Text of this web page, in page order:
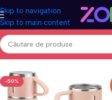
Skip to navigation
Skip to main content
Casa & Gradina Bucatarie si
-50%